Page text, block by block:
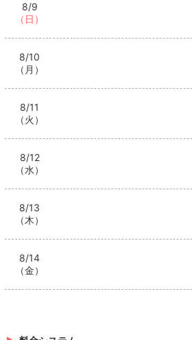
8/9
（日）
8/10
（月）
8/11
（火）
8/12
（水）
8/13
（木）
8/14
（金）